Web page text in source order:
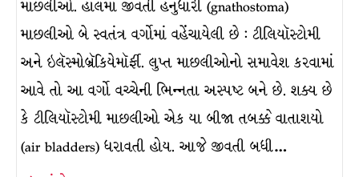
માછલીઓ. હાલમાં જીવતી હનુધારી (gnathostoma)
માછલીઓ બે સ્વતંત્ર વર્ગોમાં વહેંચાયેલી છે : ટીલિયૉસ્ટોમી
અને ઇલૅસ્મોબ્રૅકિયેમૉર્ફી. લુપ્ત માછલીઓનો સમાવેશ કરવામાં
આવે તો આ વર્ગો વચ્ચેની ભિન્નતા અસ્પષ્ટ બને છે. શક્ય છે
કે ટીલિયૉસ્ટોમી માછલીઓ એક યા બીજા તબક્કે વાતાશયો
(air bladders) ધરાવતી હોય. આજે જીવતી બધી…